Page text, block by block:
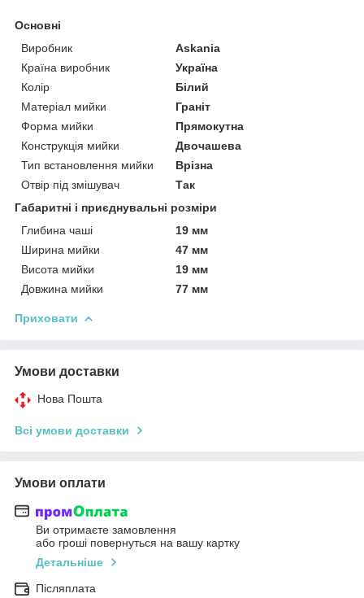
Основні
Виробник
Askania
Країна виробник
Україна
Колір
Білий
Матеріал мийки
Граніт
Форма мийки
Прямокутна
Конструкція мийки
Двочашева
Тип встановлення мийки
Врізна
Отвір під змішувач
Так
Габаритні і приєднувальні розміри
Глибина чаші
19 мм
Ширина мийки
47 мм
Висота мийки
19 мм
Довжина мийки
77 мм
Приховати
Умови доставки
Нова Пошта
Всі умови доставки
Умови оплати
Ви отримаєте замовлення
або гроші повернуться на вашу картку
Детальніше
Післяплата